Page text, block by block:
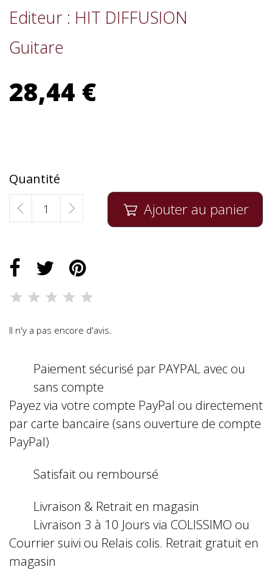
Editeur : HIT DIFFUSION
Guitare
28,44 €
Quantité
 Ajouter au panier
Il n'y a pas encore d'avis.
Paiement sécurisé par PAYPAL avec ou
sans compte
Payez via votre compte PayPal ou directement
par carte bancaire (sans ouverture de compte
PayPal)
Satisfait ou remboursé
Livraison & Retrait en magasin
Livraison 3 à 10 Jours via COLISSIMO ou
Courrier suivi ou Relais colis. Retrait gratuit en
magasin